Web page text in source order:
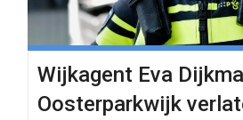
Wijkagent Eva
Oosterparkwijk